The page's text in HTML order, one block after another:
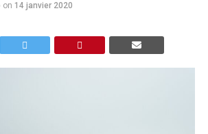
on 14 janvier 2020